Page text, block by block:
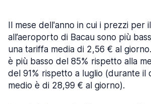
Il mese dell'anno in cui i prezzi per
all’aeroporto di Bacau sono più
una tariffa media di 2,56 € al
è più basso del 85% rispetto alla
del 91% rispetto a luglio (durante il
medio è di 28,99 € al giorno).